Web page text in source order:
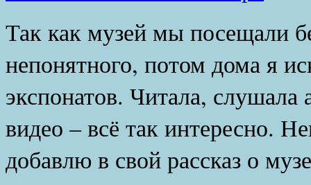
Так как музей мы посещали
непонятного, потом дома я
экспонатов. Читала, слушала
видео – всё так интересно.
добавлю в свой рассказ о